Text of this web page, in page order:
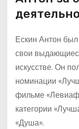
Ескин Антон был
свои
искусстве. Он
номинации
фильме
категории
«Душа».